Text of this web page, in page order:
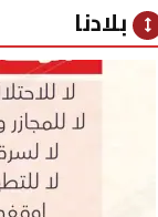
height بلادنا